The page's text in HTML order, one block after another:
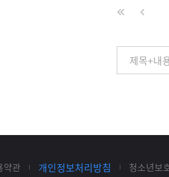
약관 개인정보처리방침 청소년보